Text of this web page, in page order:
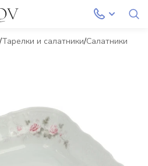
Тарелки и салатники Салатники